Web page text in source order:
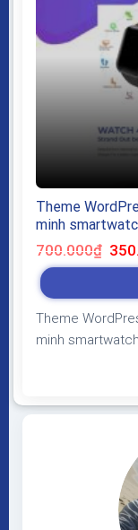
Theme
minh
700.000₫ Giá
gốc
là:
Theme
minh
hàng giúp tăng